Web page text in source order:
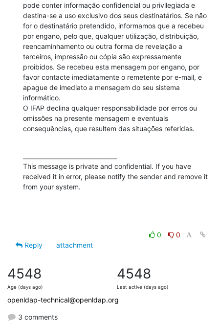
pode conter informação confidencial ou privilegiada e
destina-se a uso exclusivo dos seus destinatários. Se não
for o destinatário pretendido, informamos que a recebeu
por engano, pelo que, qualquer utilização, distribuição,
reencaminhamento ou outra forma de revelação a
terceiros, impressão ou cópia são expressamente
proibidos. Se recebeu esta mensagem por engano, por
favor contacte imediatamente o remetente por e-mail, e
apague de imediato a mensagem do seu sistema
informático.
O IFAP declina qualquer responsabilidade por erros ou
omissões na presente mensagem e eventuais
consequências, que resultem das situações referidas.
This message is private and confidential. If you have
received it in error, please notify the sender and remove it
from your system.
0
0
Reply
attachment
4548
Age (days ago)
4548
Last active (days ago)
openldap-technical@openldap.org
3 comments